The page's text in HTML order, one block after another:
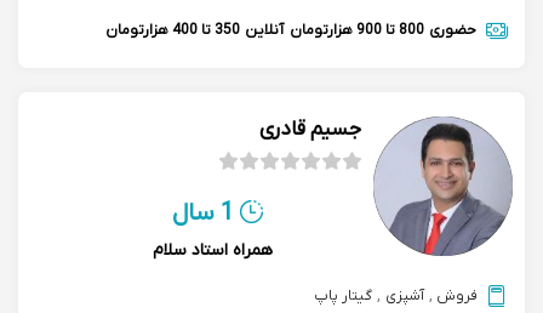
حضوری 800 تا 900 هزارتومان آنلاین 350 تا 400 هزارتومان
جسیم قادری
1 سال
همراه استاد سلام
فروش , آشپزی , گیتار پاپ